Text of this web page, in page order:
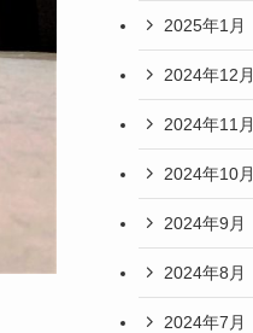
2025年1月
2024年12月
2024年11月
2024年10月
2024年9月
2024年8月
2024年7月